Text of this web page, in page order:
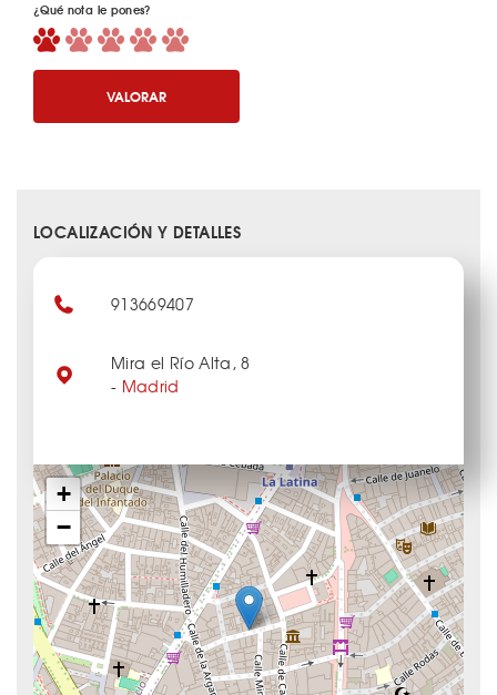
¿Qué nota le pones?
VALORAR
LOCALIZACIÓN Y DETALLES
+
−
913669407
Mira el Río Alta, 8
- Madrid